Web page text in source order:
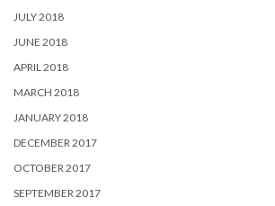
JULY 2018
JUNE 2018
APRIL 2018
MARCH 2018
JANUARY 2018
DECEMBER 2017
OCTOBER 2017
SEPTEMBER 2017